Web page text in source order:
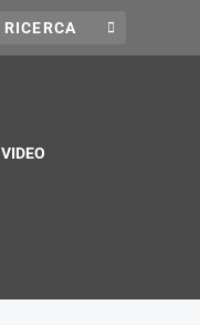
VIDEO